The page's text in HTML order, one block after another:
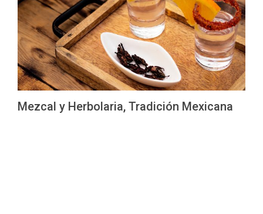
Mezcal y Herbolaria, Tradición Mexicana